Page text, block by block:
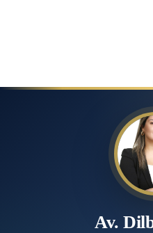
Av.